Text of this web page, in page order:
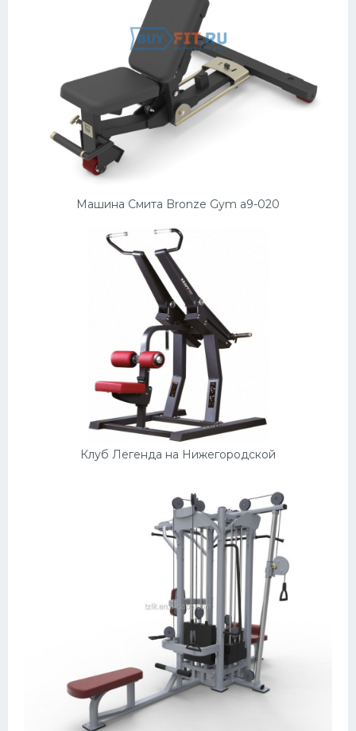
Машина Смита Bronze Gym a9-020
Клуб Легенда на Нижегородской